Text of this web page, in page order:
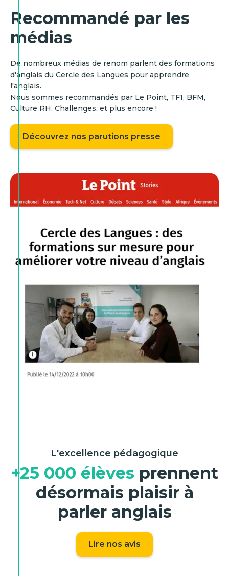
Recommandé par les
médias
De nombreux médias de renom parlent des formations
d'anglais du Cercle des Langues pour apprendre
l'anglais.
Nous sommes recommandés par Le Point, TF1, BFM,
Culture RH, Challenges, et plus encore !
Découvrez nos parutions presse
L'excellence pédagogique
+25 000 élèves prennent
désormais plaisir à
parler anglais
Lire nos avis